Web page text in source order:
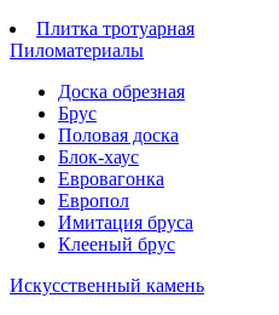
Плитка тротуарная
Пиломатериалы
Доска обрезная
Брус
Половая доска
Блок-хаус
Евровагонка
Европол
Имитация бруса
Клееный брус
Искусственный камень